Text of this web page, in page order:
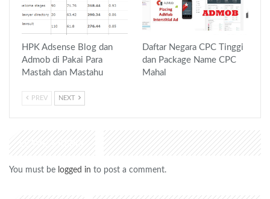
HPK Adsense Blog dan
Admob di Pakai Para
Mastah dan Mastahu
Daftar Negara CPC Tinggi
dan Package Name CPC
Mahal
PREV NEXT
LEAVE A REPLY
You must be logged in to post a comment.